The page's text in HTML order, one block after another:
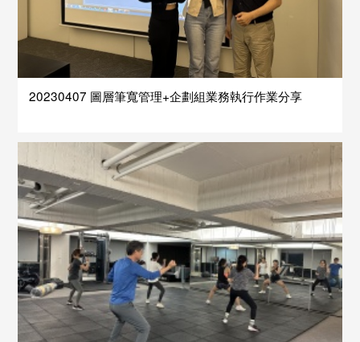
20230407 圖層筆寬管理+企劃組業務執行作業分享